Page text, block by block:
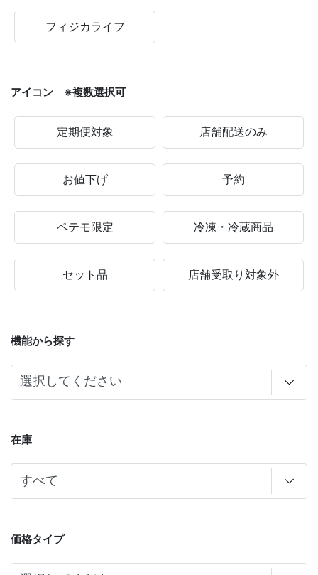
フィジカライフ
アイコン ※複数選択可
定期便対象 店舗配送のみ
お値下げ 予約
ペテモ限定 冷凍・冷蔵商品
セット品 店舗受取り対象外
機能から探す
在庫
価格タイプ